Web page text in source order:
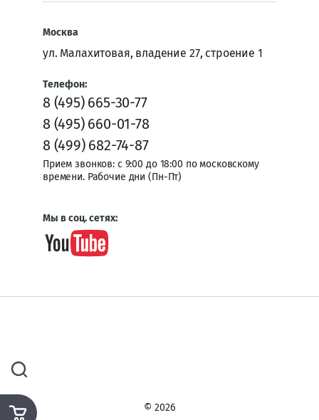
Москва
ул. Малахитовая, владение 27, строение 1
Телефон:
8 (495) 665-30-77
8 (495) 660-01-78
8 (499) 682-74-87
Прием звонков: с 9:00 до 18:00 по московскому
времени. Рабочие дни (Пн-Пт)
Мы в соц. сетях:
© 2026